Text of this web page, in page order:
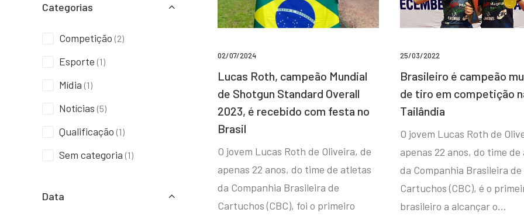
Categorias
Competição (2)
Esporte (1)
Mídia (1)
Notícias (5)
Qualificação (1)
Sem categoria (1)
Data
02/07/2024
Lucas Roth, campeão Mundial
de Shotgun Standard Overall
2023, é recebido com festa no
Brasil
O jovem Lucas Roth de Oliveira, de
apenas 22 anos, do time de atletas
da Companhia Brasileira de
Cartuchos (CBC), foi o primeiro
25/03/2022
Brasileiro é campeão
de tiro em competição
Tailândia
O jovem Lucas Roth de
apenas 22 anos, do time
da Companhia Brasileira de
Cartuchos (CBC), é o
brasileiro a alcançar o…